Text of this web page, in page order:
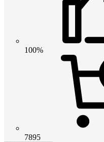
100%
7895